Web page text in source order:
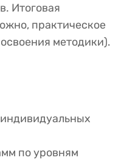
Итоговая
практическое
методики).
по уровням